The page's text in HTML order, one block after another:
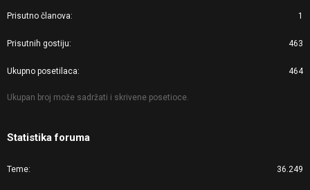
Prisutno članova 1
Prisutnih gostiju 463
Ukupno posetilaca 464
Ukupan broj može sadržati i skrivene posetioce.
Statistika foruma
Teme 36.249